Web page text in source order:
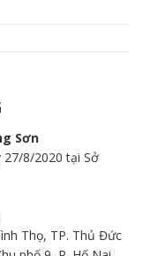
Sơn
27/8/2020 tại Sở
Thọ, TP. Thủ Đức